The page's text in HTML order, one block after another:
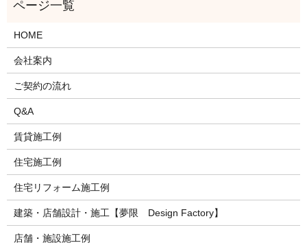
HOME
会社案内
ご契約の流れ
Q&A
賃貸施工例
住宅施工例
住宅リフォーム施工例
建築・店舗設計・施工【夢限 Design Factory】
店舗・施設施工例